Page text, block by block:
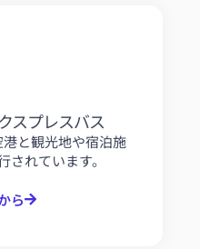
スプレスバス
と観光地や宿泊施
されています。
ら